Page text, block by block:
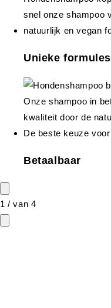
Unieke formules
Betaalbaar
1 /van 4